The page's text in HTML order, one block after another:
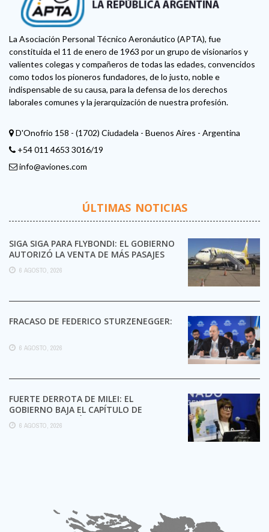
La Asociación Personal Técnico Aeronáutico (APTA), fue
constituida el 11 de enero de 1963 por un grupo de visionarios y
valientes colegas y compañeros de todas las edades, convencidos
como todos los pioneros fundadores, de lo justo, noble e
indispensable de su causa, para la defensa de los derechos
laborales comunes y la jerarquización de nuestra profesión.
D'Onofrio 158 - (1702) Ciudadela - Buenos Aires - Argentina
+54 011 4653 3016/19
info@aviones.com
ÚLTIMAS NOTICIAS
SIGA SIGA PARA FLYBONDI: EL GOBIERNO
AUTORIZÓ LA VENTA DE MÁS PASAJES
6 AGOSTO, 2026
FRACASO DE FEDERICO STURZENEGGER:
6 AGOSTO, 2026
FUERTE DERROTA DE MILEI: EL
GOBIERNO BAJA EL CAPÍTULO DE
EXTRANJERIZACIÓN DE TIERRAS
6 AGOSTO, 2026